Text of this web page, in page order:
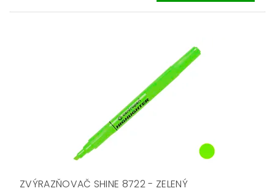
ZVÝRAZŇOVAČ SHINE 8722 - ZELENÝ